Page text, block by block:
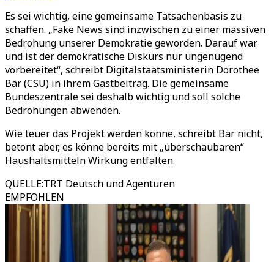
Es sei wichtig, eine gemeinsame Tatsachenbasis zu
schaffen. „Fake News sind inzwischen zu einer massiven
Bedrohung unserer Demokratie geworden. Darauf war
und ist der demokratische Diskurs nur ungenügend
vorbereitet“, schreibt Digitalstaatsministerin Dorothee
Bär (CSU) in ihrem Gastbeitrag. Die gemeinsame
Bundeszentrale sei deshalb wichtig und soll solche
Bedrohungen abwenden.
Wie teuer das Projekt werden könne, schreibt Bär nicht,
betont aber, es könne bereits mit „überschaubaren“
Haushaltsmitteln Wirkung entfalten.
QUELLE:TRT Deutsch und Agenturen
EMPFOHLEN